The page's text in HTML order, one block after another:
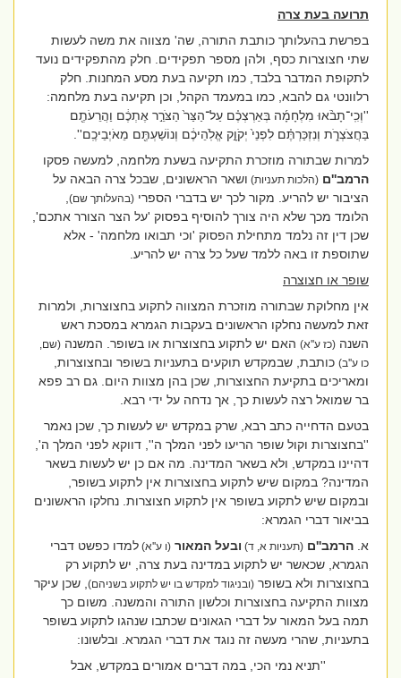
תרועה בעת צרה
בפרשת בהעלותך כותבת התורה, שה' מצווה את משה לעשות
שתי חצוצרות כסף, ולהן מספר תפקידים. חלק מהתפקידים נועד
לתקופת המדבר בלבד, כמו תקיעה בעת מסע המחנות. חלק
רלוונטי גם להבא, כמו במעמד הקהל, וכן תקיעה בעת מלחמה:
וְכִֽי־תָבֹ֨אוּ מִלְחָמָ֜ה בְּאַרְצְכֶ֗ם עַל־הַצַּר֙ הַצֹּרֵ֣ר אֶתְכֶ֔ם וַהֲרֵעֹתֶ֖ם
בַּחֲצֹצְרֹ֑ת וְנִזְכַּרְתֶּ֗ם לִפְנֵי֙ יְקֹוָ֣ק אֱלֹֽהֵיכֶ֔ם וְנוֹשַׁעְתֶּ֖ם מֵאֹיְבֵיכֶֽם''.
למרות שבתורה מוזכרת התקיעה בשעת מלחמה, למעשה פסקו
הרמב''ם (הלכות תעניות)ושאר הראשונים, שבכל צרה הבאה על
הציבור יש להריע. מקור לכך יש בדברי הספרי(בהעלותך שם),
הלומד מכך שלא היה צורך להוסיף בפסוק 'על הצר הצורר אתכם',
שכן דין זה נלמד מתחילת הפסוק 'וכי תבואו מלחמה' - אלא
שתוספת זו באה ללמד שעל כל צרה יש להריע.
שופר או חצוצרה
אין מחלוקת שבתורה מוזכרת המצווה לתקוע בחצוצרות, ולמרות
זאת למעשה נחלקו הראשונים בעקבות הגמרא במסכת ראש
השנה(כז ע''א)האם יש לתקוע בחצוצרות או בשופר. המשנה(שם,
כו ע''ב)כותבת, שבמקדש תוקעים בתעניות בשופר ובחצוצרות,
ומאריכים בתקיעת החצוצרות, שכן בהן מצוות היום. גם רב פפא
בר שמואל רצה לעשות כך, אך נדחה על ידי רבא.
בטעם הדחייה כתב רבא, שרק במקדש יש לעשות כך, שכן נאמר
''בחצוצרות וקול שופר הריעו לפני המלך ה'',דווקא לפני המלך ה',
דהיינו במקדש, ולא בשאר המדינה. מה אם כן יש לעשות בשאר
המדינה? במקום שיש לתקוע בחצוצרות אין לתקוע בשופר,
ובמקום שיש לתקוע בשופר אין לתקוע חצוצרות. נחלקו הראשונים
בביאור דברי הגמרא:
א.הרמב''ם(תעניות א, ד) ובעל המאור (ו ע''א)למדו כפשט דברי
הגמרא, שכאשר יש לתקוע במדינה בעת צרה, יש לתקוע רק
בחצוצרות ולא בשופר(ובניגוד למקדש בו יש לתקוע בשניהם), שכן עיקר
מצוות התקיעה בחצוצרות וכלשון התורה והמשנה. משום כך
תמה בעל המאור על דברי הגאונים שכתבו שנהגו לתקוע בשופר
בתעניות, שהרי מעשה זה נוגד את דברי הגמרא. ובלשונו:
''תניא נמי הכי, במה דברים אמורים במקדש, אבל